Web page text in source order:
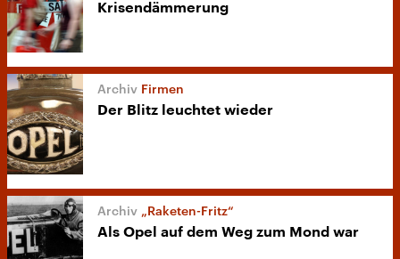
Krisendämmerung
Firmen
Der Blitz leuchtet wieder
„Raketen-Fritz“
Als Opel auf dem Weg zum Mond war